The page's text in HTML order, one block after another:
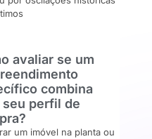
avaliar se um
combina
seu perfil de
um imóvel na planta ou